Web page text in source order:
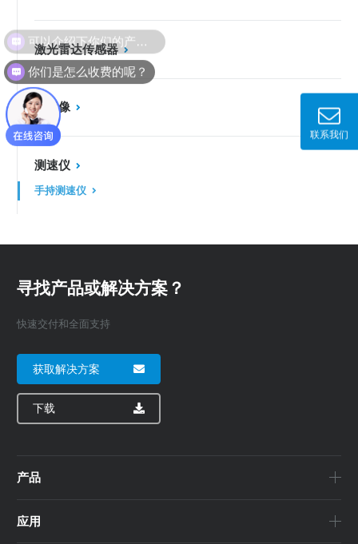
激光雷达传感器
热成像
测速仪
手持测速仪
寻找产品或解决方案？
快速交付和全面支持
获取解决方案
下载
产品
应用
联系我们
你们是怎么收费的呢？